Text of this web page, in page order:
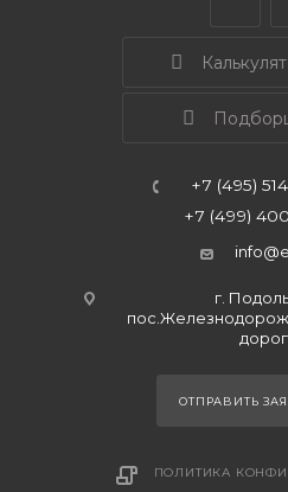
+7 (495)
+7 (499)
г.
ОТПРАВИТЬ
ПОЛИТИКА